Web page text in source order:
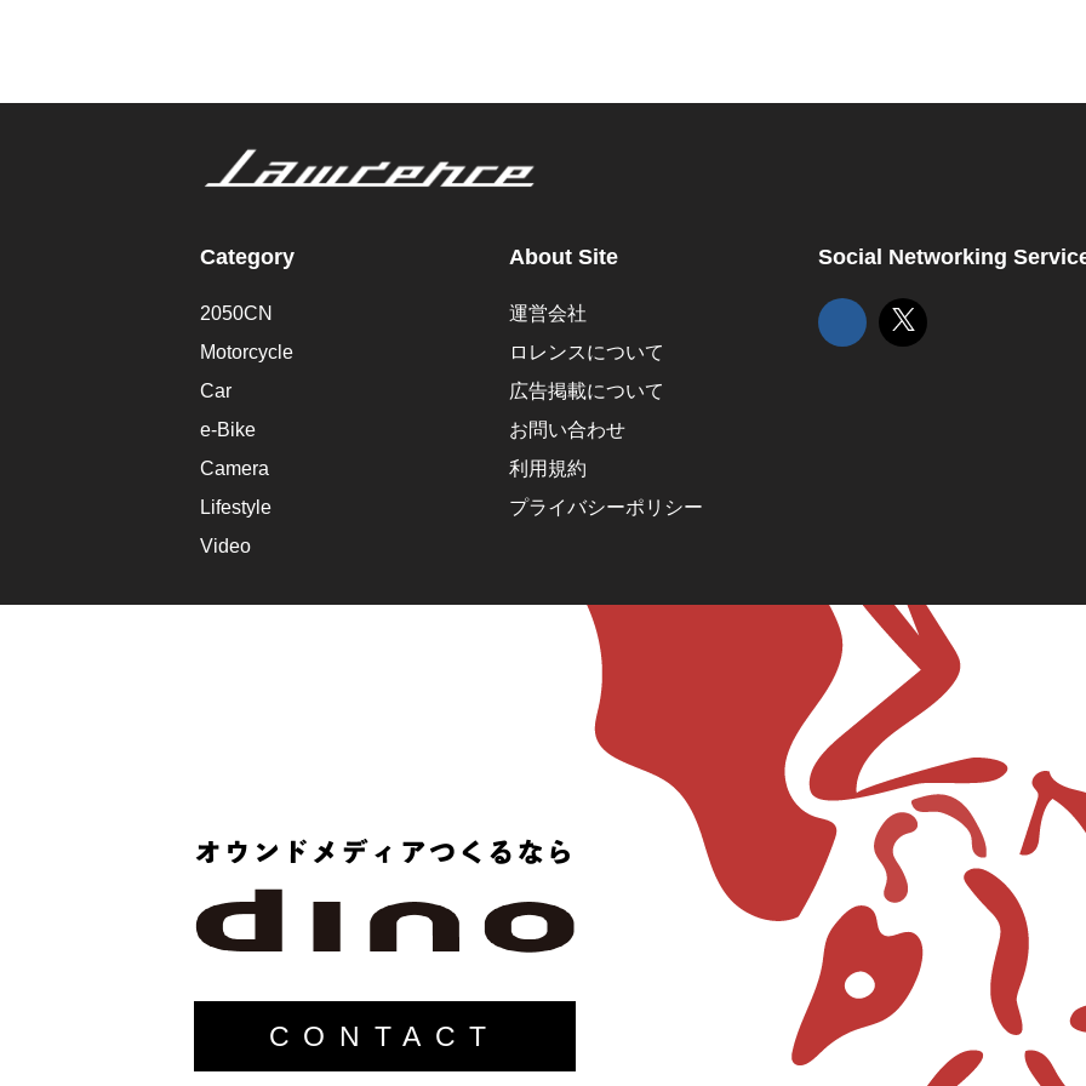
Category
2050CN
Motorcycle
Car
e-Bike
Camera
Lifestyle
Video
About Site
運営会社
ロレンスについて
広告掲載について
お問い合わせ
利用規約
プライバシーポリシー
Social Networking
CONTACT